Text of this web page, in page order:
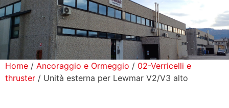
Prodotti
Home / Ancoraggio e Ormeggio / 02-Verricelli e
thruster / Unità esterna per Lewmar V2/V3 alto